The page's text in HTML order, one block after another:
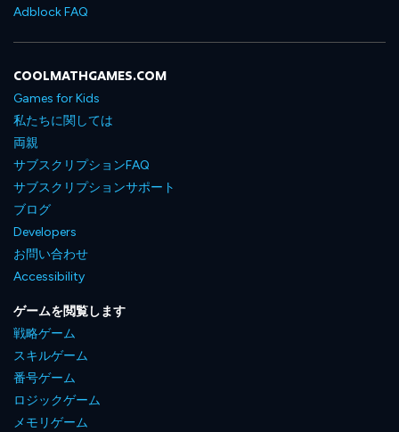
Adblock FAQ
COOLMATHGAMES.COM
Games for Kids
私たちに関しては
両親
サブスクリプションFAQ
サブスクリプションサポート
ブログ
Developers
お問い合わせ
Accessibility
ゲームを閲覧します
戦略ゲーム
スキルゲーム
番号ゲーム
ロジックゲーム
メモリゲーム